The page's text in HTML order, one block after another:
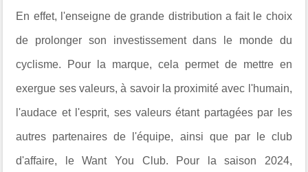
En effet, l'enseigne de grande distribution a fait le choix
de prolonger son investissement dans le monde du
cyclisme. Pour la marque, cela permet de mettre en
exergue ses valeurs, à savoir la proximité avec l'humain,
l'audace et l'esprit, ses valeurs étant partagées par les
autres partenaires de l'équipe, ainsi que par le club
d'affaire, le Want You Club. Pour la saison 2024,